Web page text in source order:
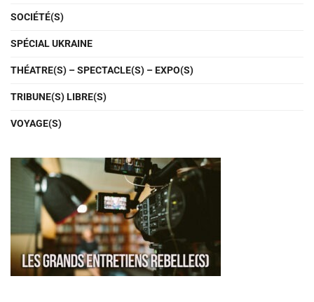
SOCIÉTÉ(S)
SPÉCIAL UKRAINE
THÉATRE(S) – SPECTACLE(S) – EXPO(S)
TRIBUNE(S) LIBRE(S)
VOYAGE(S)